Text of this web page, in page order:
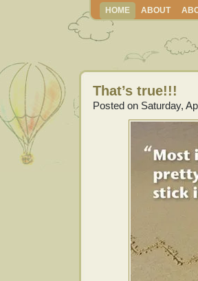
HOME ABOUT
That’s true!!!
Posted on Saturday,